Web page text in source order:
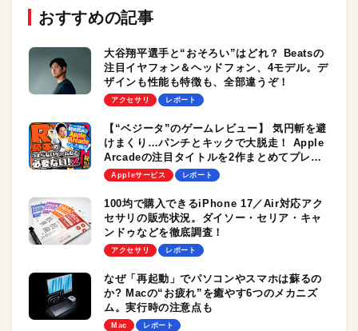
おすすめの記事
大谷翔平選手と“おそろい”はどれ？ Beatsの
注目イヤフォン＆ヘッドフォン、4モデル。デ
ザインも性能も特徴も、全部違うぞ！
アクセサリ レポート
【“ベジータ”のゲームレビュー】 気円斬を避
けまくり…パンチとキックで大脱走！ Apple
Arcadeの注目タイトルを2作まとめてプレイ
／R藤本の「つまらないゲームなど必要ない！
Appleサービス レポート
100均で購入できるiPhone 17／Air対応アク
セサリの販売状況。ダイソー・セリア・キャ
ンドゥなどを徹底調査！
アクセサリ レポート
なぜ「再起動」でパソコンやスマホは蘇るの
か? Macの“お疲れ”を癒やす6つのメカニズ
ム。実行時の注意点も
Mac レポート